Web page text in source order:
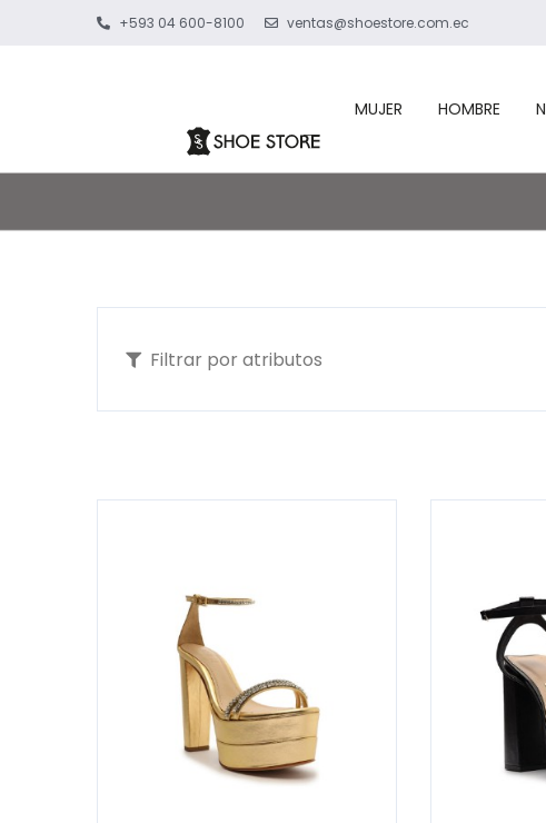
+593 04 600-8100 ventas@shoestore.com.ec
MUJER HOMBRE
Filtrar por atributos